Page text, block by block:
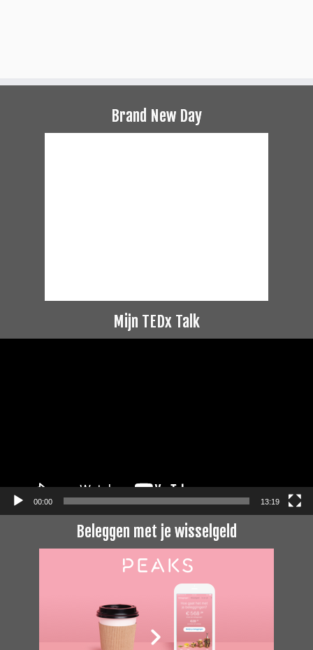
Brand New Day
Mijn TEDx Talk
00:00 13:19
Beleggen met je wisselgeld